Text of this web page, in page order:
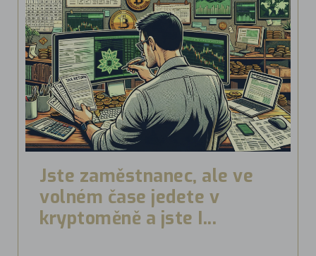
Jste zaměstnanec, ale ve
volném čase jedete v
kryptoměně a jste I...